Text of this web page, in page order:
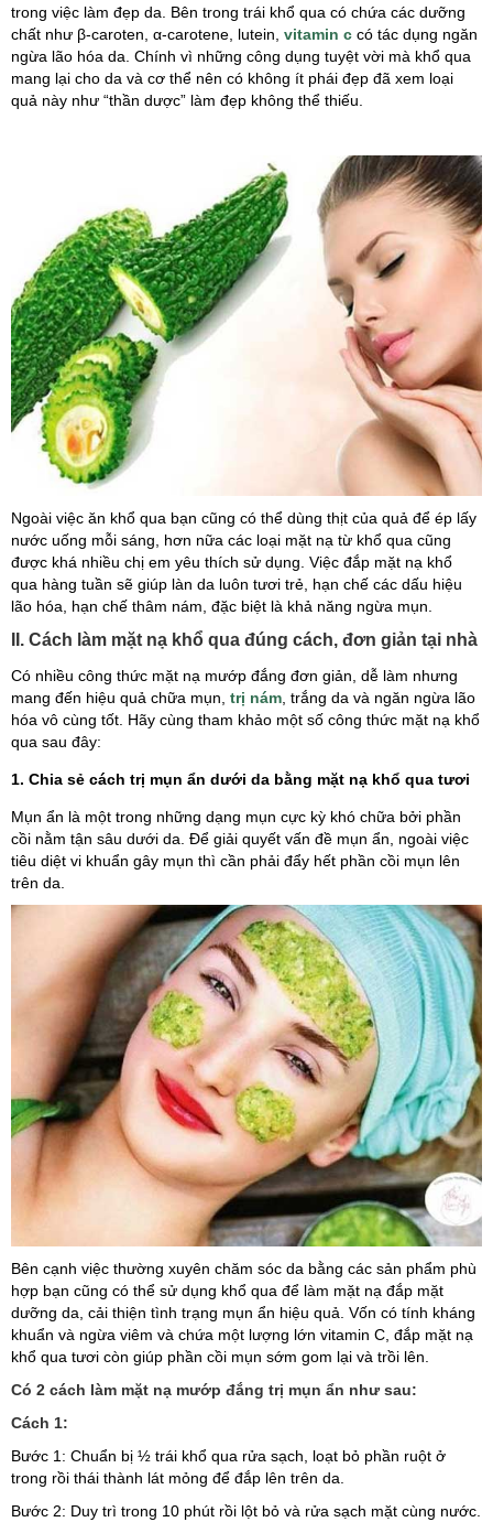
trong việc làm đẹp da. Bên trong trái khổ qua có chứa các dưỡng
chất như β-caroten, α-carotene, lutein, vitamin c có tác dụng ngăn
ngừa lão hóa da. Chính vì những công dụng tuyệt vời mà khổ qua
mang lại cho da và cơ thể nên có không ít phái đẹp đã xem loại
quả này như “thần dược” làm đẹp không thể thiếu.
Ngoài việc ăn khổ qua bạn cũng có thể dùng thịt của quả để ép lấy
nước uống mỗi sáng, hơn nữa các loại mặt nạ từ khổ qua cũng
được khá nhiều chị em yêu thích sử dụng. Việc đắp mặt nạ khổ
qua hàng tuần sẽ giúp làn da luôn tươi trẻ, hạn chế các dấu hiệu
lão hóa, hạn chế thâm nám, đặc biệt là khả năng ngừa mụn.
II. Cách làm mặt nạ khổ qua đúng cách, đơn giản tại nhà
Có nhiều công thức mặt nạ mướp đắng đơn giản, dễ làm nhưng
mang đến hiệu quả chữa mụn, trị nám, trắng da và ngăn ngừa lão
hóa vô cùng tốt. Hãy cùng tham khảo một số công thức mặt nạ khổ
qua sau đây:
1. Chia sẻ cách trị mụn ẩn dưới da bằng mặt nạ khổ qua tươi
Mụn ẩn là một trong những dạng mụn cực kỳ khó chữa bởi phần
cồi nằm tận sâu dưới da. Để giải quyết vấn đề mụn ẩn, ngoài việc
tiêu diệt vi khuẩn gây mụn thì cần phải đẩy hết phần cồi mụn lên
trên da.
Bên cạnh việc thường xuyên chăm sóc da bằng các sản phẩm phù
hợp bạn cũng có thể sử dụng khổ qua để làm mặt nạ đắp mặt
dưỡng da, cải thiện tình trạng mụn ẩn hiệu quả. Vốn có tính kháng
khuẩn và ngừa viêm và chứa một lượng lớn vitamin C, đắp mặt nạ
khổ qua tươi còn giúp phần cồi mụn sớm gom lại và trồi lên.
Có 2 cách làm mặt nạ mướp đắng trị mụn ẩn như sau:
Cách 1:
Bước 1: Chuẩn bị ½ trái khổ qua rửa sạch, loạt bỏ phần ruột ở
trong rồi thái thành lát mỏng để đắp lên trên da.
Bước 2: Duy trì trong 10 phút rồi lột bỏ và rửa sạch mặt cùng nước.